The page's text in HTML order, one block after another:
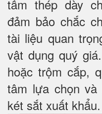
tấm thép dày
đảm bảo chắc
tài liệu quan
vật dụng quý
hoặc trộm cắp,
tâm lựa chọn
két sắt xuất khẩu.